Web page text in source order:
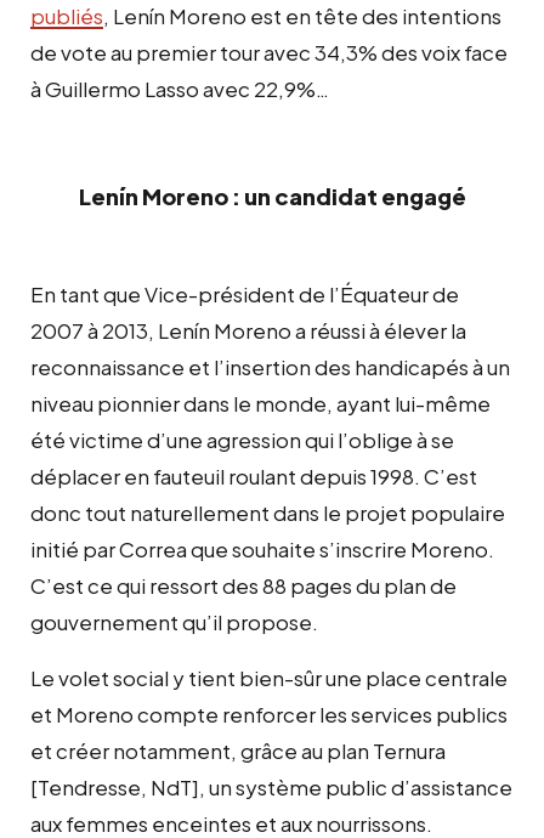
publiés, Lenín Moreno est en tête des intentions
de vote au premier tour avec 34,3% des voix face
à Guillermo Lasso avec 22,9%…
Lenín Moreno : un candidat engagé
En tant que Vice-président de l’Équateur de
2007 à 2013, Lenín Moreno a réussi à élever la
reconnaissance et l’insertion des handicapés à un
niveau pionnier dans le monde, ayant lui-même
été victime d’une agression qui l’oblige à se
déplacer en fauteuil roulant depuis 1998. C’est
donc tout naturellement dans le projet populaire
initié par Correa que souhaite s’inscrire Moreno.
C’est ce qui ressort des 88 pages du plan de
gouvernement qu’il propose.
Le volet social y tient bien-sûr une place centrale
et Moreno compte renforcer les services publics
et créer notamment, grâce au plan Ternura
[Tendresse, NdT], un système public d’assistance
aux femmes enceintes et aux nourrissons.